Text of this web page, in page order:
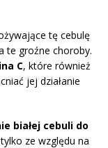
tę cebulę
te groźne choroby.
C, które również
jej działanie
białej cebuli do
ze względu na